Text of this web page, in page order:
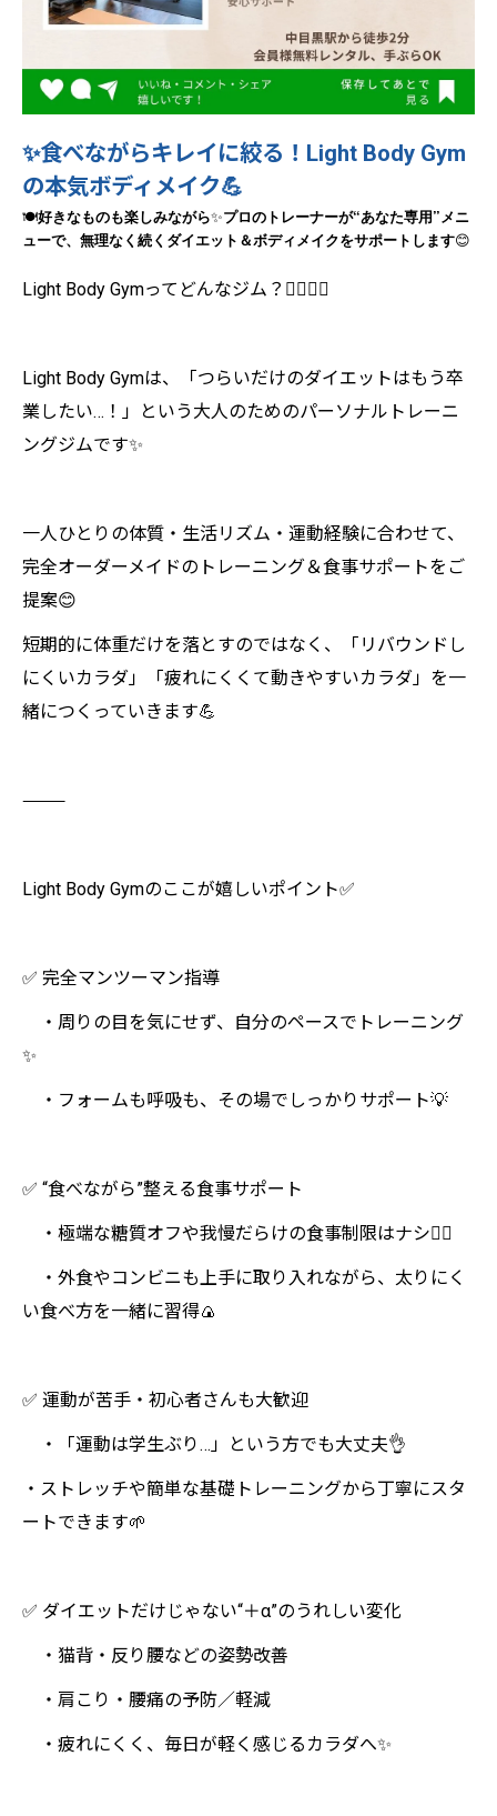
✨食べながらキレイに絞る！Light Body Gym
の本気ボディメイク💪
🍽️好きなものも楽しみながら✨プロのトレーナーが“あなた専用 ” メニ
ューで、無理なく続くダイエット＆ボディメイクをサポートします😊
Light Body Gymってどんなジム？🧘‍♀️🏋️‍♂️
Light Body Gymは、「つらいだけのダイエットはもう卒
業したい…！」という大人のためのパーソナルトレーニ
ングジムです✨
一人ひとりの体質・生活リズム・運動経験に合わせて、
完全オーダーメイドのトレーニング＆食事サポートをご
提案😊
短期的に体重だけを落とすのではなく、「リバウンドし
にくいカラダ」「疲れにくくて動きやすいカラダ」を一
緒につくっていきます💪
⸻
Light Body Gymのここが嬉しいポイント✅
✅ 完全マンツーマン指導
・周りの目を気にせず、自分のペースでトレーニング
✨
・フォームも呼吸も、その場でしっかりサポート💡
✅ “食べながら”整える食事サポート
・極端な糖質オフや我慢だらけの食事制限はナシ🙅‍♀️
・外食やコンビニも上手に取り入れながら、太りにく
い食べ方を一緒に習得🍙
✅ 運動が苦手・初心者さんも大歓迎
・「運動は学生ぶり…」という方でも大丈夫👌
・ストレッチや簡単な基礎トレーニングから丁寧にスタ
ートできます🌱
✅ ダイエットだけじゃない“＋α”のうれしい変化
・猫背・反り腰などの姿勢改善
・肩こり・腰痛の予防／軽減
・疲れにくく、毎日が軽く感じるカラダへ✨